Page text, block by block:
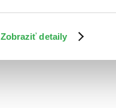
Zobraziť detaily